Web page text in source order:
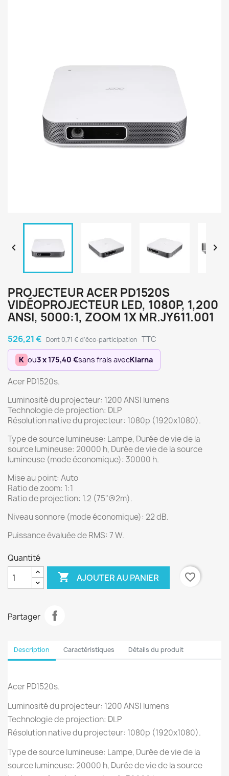
 
PROJECTEUR ACER PD1520S
VIDÉOPROJECTEUR LED, 1080P, 1,200
ANSI, 5000:1, ZOOM 1X MR.JY611.001
526,21 € Dont 0,71 € d'éco-participation TTC
K ou3 x 175,40 €sans frais avecKlarna
Acer PD1520s.
Luminosité du projecteur: 1200 ANSI lumens
Technologie de projection: DLP
Résolution native du projecteur: 1080p (1920x1080).
Type de source lumineuse: Lampe, Durée de vie de la
source lumineuse: 20000 h, Durée de vie de la source
lumineuse (mode économique): 30000 h.
Mise au point: Auto
Ratio de zoom: 1:1
Ratio de projection: 1.2 (75"@2m).
Niveau sonnore (mode économique): 22 dB.
Puissance évaluée de RMS: 7 W.
Quantité
 AJOUTER AU PANIER favorite_border
Partager
Description Caractéristiques Détails du produit
Acer PD1520s.
Luminosité du projecteur: 1200 ANSI lumens
Technologie de projection: DLP
Résolution native du projecteur: 1080p (1920x1080).
Type de source lumineuse: Lampe, Durée de vie de la
source lumineuse: 20000 h, Durée de vie de la source